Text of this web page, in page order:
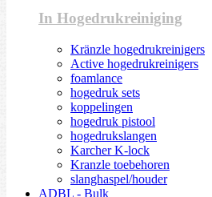
In Hogedrukreiniging
Kränzle hogedrukreinigers
Active hogedrukreinigers
foamlance
hogedruk sets
koppelingen
hogedruk pistool
hogedrukslangen
Karcher K-lock
Kranzle toebehoren
slanghaspel/houder
ADBL - Bulk